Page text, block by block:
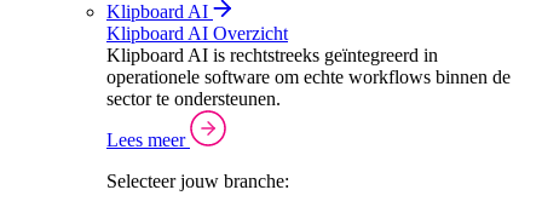
Klipboard AI
Klipboard AI Overzicht
Klipboard AI is rechtstreeks geïntegreerd in
operationele software om echte workflows binnen de
sector te ondersteunen.
Lees meer
Selecteer jouw branche: